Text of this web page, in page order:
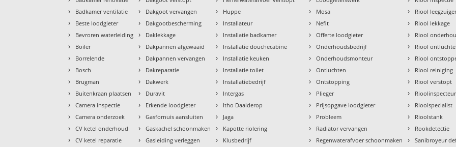
› Badkamer ventilatie
› Beste loodgieter
› Bevroren waterleiding
› Boiler
› Borrelende
› Bosch
› Brugman
› Buitenkraan plaatsen
› Camera inspectie
› Camera onderzoek
› CV ketel onderhoud
› CV ketel reparatie
› Dakgoot vervangen
› Dakgootbescherming
› Daklekkage
› Dakpannen afgewaaid
› Dakpannen vervangen
› Dakreparatie
› Dakwerk
› Duravit
› Erkende loodgieter
› Gasfornuis aansluiten
› Gaskachel schoonmaken
› Gasleiding verleggen
› Huppe
› Installateur
› Installatie badkamer
› Installatie douchecabine
› Installatie keuken
› Installatie toilet
› Installatiebedrijf
› Intergas
› Itho Daalderop
› Jaga
› Kapotte riolering
› Klusbedrijf
› Mosa
› Nefit
› Offerte loodgieter
› Onderhoudsbedrijf
› Onderhoudsmonteur
› Ontluchten
› Ontstopping
› Plieger
› Prijsopgave loodgieter
› Probleem
› Radiator vervangen
› Regenwaterafvoer schoonmaken
› Riool
› Riool lekkage
› Riool
› Riool
› Riool
› Riool reiniging
› Riool verstopt
› Rioolinspecteur
› Rioolspecialist
› Rioolstank
› Rookdetectie
› Sanibroyeur